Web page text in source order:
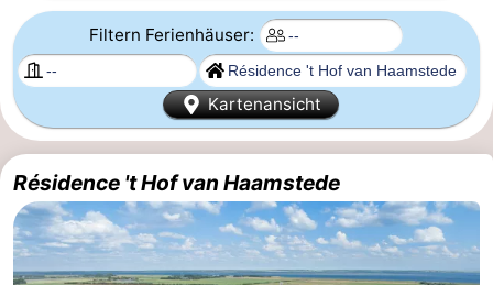
Port
Greve
-
Zeeuwse
Kust
Campingplätze
Ferienhäuser
-
Buitenheem
-
Filtern Ferienhäuser:
Kartenansicht
Résidence 't Hof van Haamstede